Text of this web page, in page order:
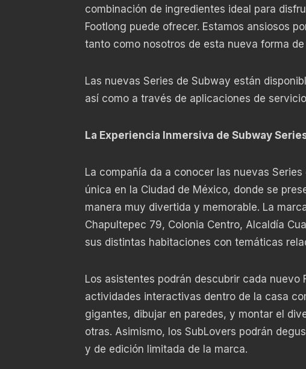
combinación de ingredientes ideal para
Footlong puede ofrecer. Estamos ansiosos
tanto como nosotros de esta nueva forma
Las nuevas Series de Subway están
así como a través de aplicaciones de
La Experiencia Inmersiva de Subway
La compañía da a conocer las nuevas
única en la Ciudad de México, donde se
manera muy divertida y memorable. La
Chapultepec 79, Colonia Centro, Alcaldía
sus distintas habitaciones con temáticas
Los asistentes podrán descubrir cada
actividades interactivas dentro de la casa
gigantes, dibujar en paredes, y montar el
otras. Asimismo, los SubLovers podrán
y de edición limitada de la marca.